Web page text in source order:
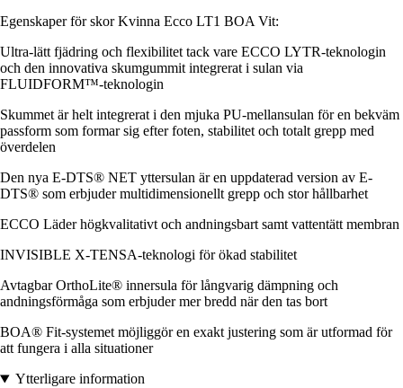
Egenskaper för skor Kvinna Ecco LT1 BOA Vit:
Ultra-lätt fjädring och flexibilitet tack vare ECCO LYTR-teknologin
och den innovativa skumgummit integrerat i sulan via
FLUIDFORM™-teknologin
Skummet är helt integrerat i den mjuka PU-mellansulan för en bekväm
passform som formar sig efter foten, stabilitet och totalt grepp med
överdelen
Den nya E-DTS® NET yttersulan är en uppdaterad version av E-
DTS® som erbjuder multidimensionellt grepp och stor hållbarhet
ECCO Läder högkvalitativt och andningsbart samt vattentätt membran
INVISIBLE X-TENSA-teknologi för ökad stabilitet
Avtagbar OrthoLite® innersula för långvarig dämpning och
andningsförmåga som erbjuder mer bredd när den tas bort
BOA® Fit-systemet möjliggör en exakt justering som är utformad för
att fungera i alla situationer
Ytterligare information